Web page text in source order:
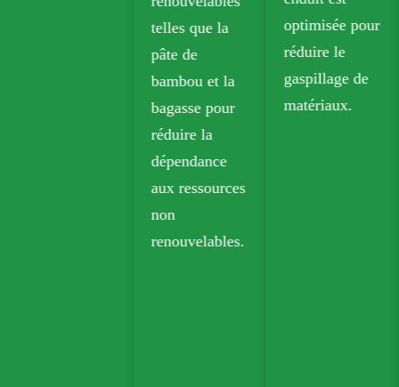
optimisée pour
réduire le
gaspillage de
matériaux.
d'épicerie et
vente au
détail.